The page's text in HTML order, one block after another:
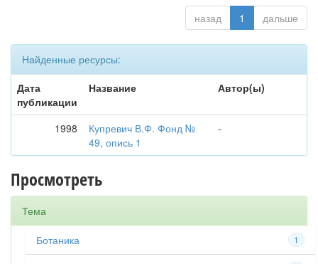
назад 1 дальше
Найденные ресурсы:
Дата
публикации
Название Автор(ы)
1998
Купревич В.Ф. Фонд №
49, опись 1
-
Просмотреть
Тема
1
Ботаника